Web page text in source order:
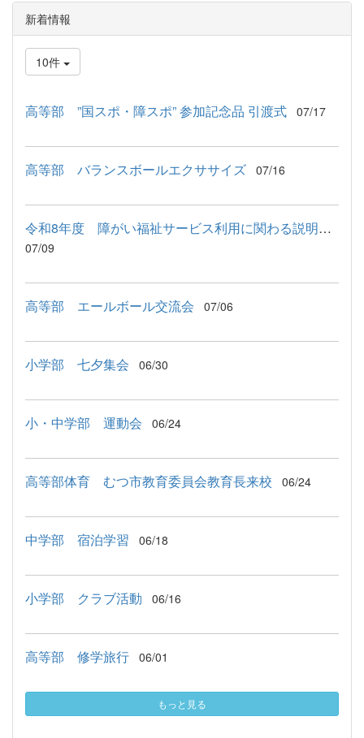
新着情報
10件
高等部 ”国スポ・障スポ” 参加記念品 引渡式 07/17
高等部 バランスボールエクササイズ 07/16
令和8年度 障がい福祉サービス利用に関わる説明会が行われました
07/09
高等部 エールボール交流会 07/06
小学部 七夕集会 06/30
小・中学部 運動会 06/24
高等部体育 むつ市教育委員会教育長来校 06/24
中学部 宿泊学習 06/18
小学部 クラブ活動 06/16
高等部 修学旅行 06/01
もっと見る